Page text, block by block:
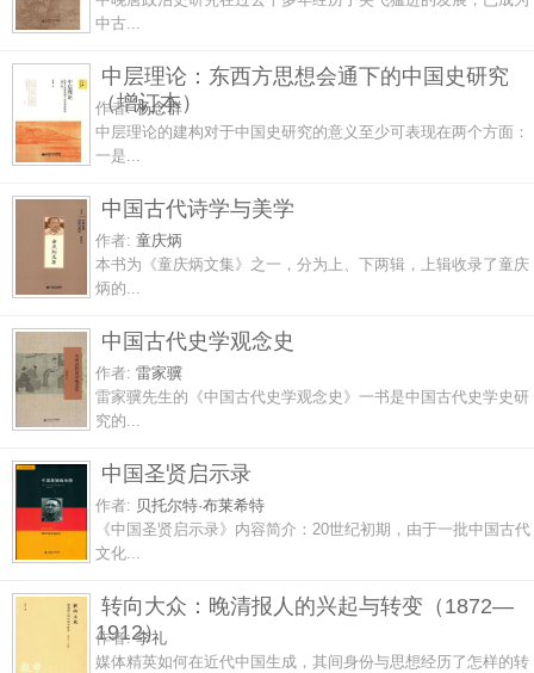
中古...
中层理论：东西方思想会通下的中国史研究
（增订本）
作者:杨念群
中层理论的建构对于中国史研究的意义至少可表现在两个方面：
一是...
中国古代诗学与美学
作者: 童庆炳
本书为《童庆炳文集》之一，分为上、下两辑，上辑收录了童庆
炳的...
中国古代史学观念史
作者: 雷家骥
雷家骥先生的《中国古代史学观念史》一书是中国古代史学史研
究的...
中国圣贤启示录
作者: 贝托尔特·布莱希特
《中国圣贤启示录》内容简介：20世纪初期，由于一批中国古代
文化...
转向大众：晚清报人的兴起与转变（1872—
1912）
作者:李礼
媒体精英如何在近代中国生成，其间身份与思想经历了怎样的转